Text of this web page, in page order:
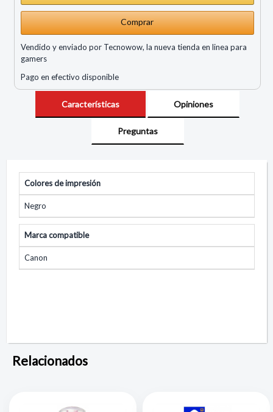
Comprar
Vendido y enviado por Tecnowow, la nueva tienda en linea para
gamers
Pago en efectivo disponible
Características Opiniones
Preguntas
Colores de impresión
Negro
Marca compatible
Canon
Relacionados